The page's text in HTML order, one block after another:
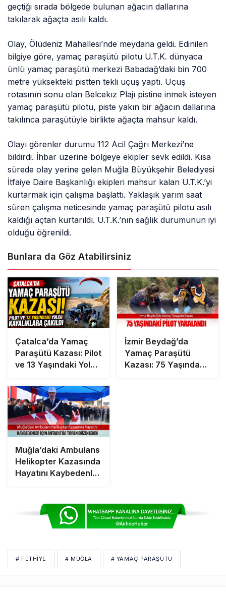
geçtiği sırada bölgede bulunan ağacın dallarına
takılarak ağaçta asılı kaldı.
Olay, Ölüdeniz Mahallesi’nde meydana geldi. Edinilen
bilgiye göre, yamaç paraşütü pilotu U.T.K. dünyaca
ünlü yamaç paraşütü merkezi Babadağ’daki bin 700
metre yüksekteki pistten tekli uçuş yaptı. Uçuş
rotasının sonu olan Belcekız Plajı pistine inmek isteyen
yamaç paraşütü pilotu, piste yakın bir ağacın dallarına
takılınca paraşütüyle birlikte ağaçta mahsur kaldı.
Olayı görenler durumu 112 Acil Çağrı Merkezi’ne
bildirdi. İhbar üzerine bölgeye ekipler sevk edildi. Kısa
sürede olay yerine gelen Muğla Büyükşehir Belediyesi
İtfaiye Daire Başkanlığı ekipleri mahsur kalan U.T.K.’yi
kurtarmak için çalışma başlattı. Yaklaşık yarım saat
süren çalışma neticesinde yamaç paraşütü pilotu asılı
kaldığı açtan kurtarıldı. U.T.K.’nın sağlık durumunun iyi
olduğu öğrenildi.
Bunlara da Göz Atabilirsiniz
Çatalca’da Yamaç
Paraşütü Kazası: Pilot
ve 13 Yaşındaki Yolcu
İzmir Beydağ’da
Yamaç Paraşütü
Kazası: 75 Yaşındaki
Muğla’daki Ambulans
Helikopter Kazasında
Hayatını Kaybedenler
# FETHIYE # MUĞLA # YAMAÇ PARAŞÜTÜ